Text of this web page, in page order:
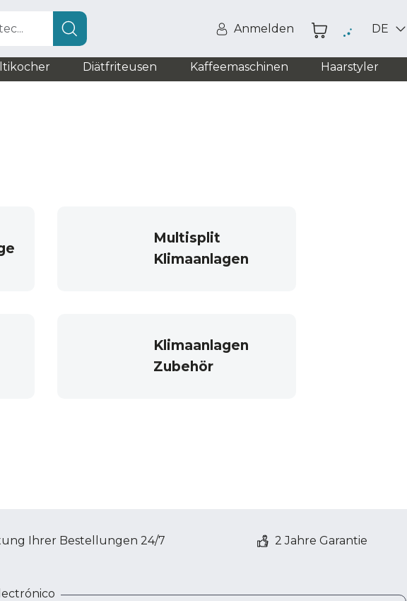
Anmelden DE
Diätfriteusen Kaffeemaschinen Haarstyler
Multisplit
Klimaanlagen
Klimaanlagen
Zubehör
Ihrer Bestellungen 24/7 2 Jahre Garantie